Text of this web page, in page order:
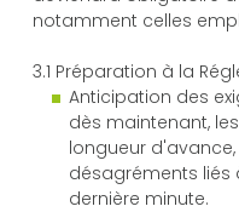
notamment celles
3.1 Préparation à la
Anticipation des
dès maintenant,
longueur
désagréments liés
dernière minute.